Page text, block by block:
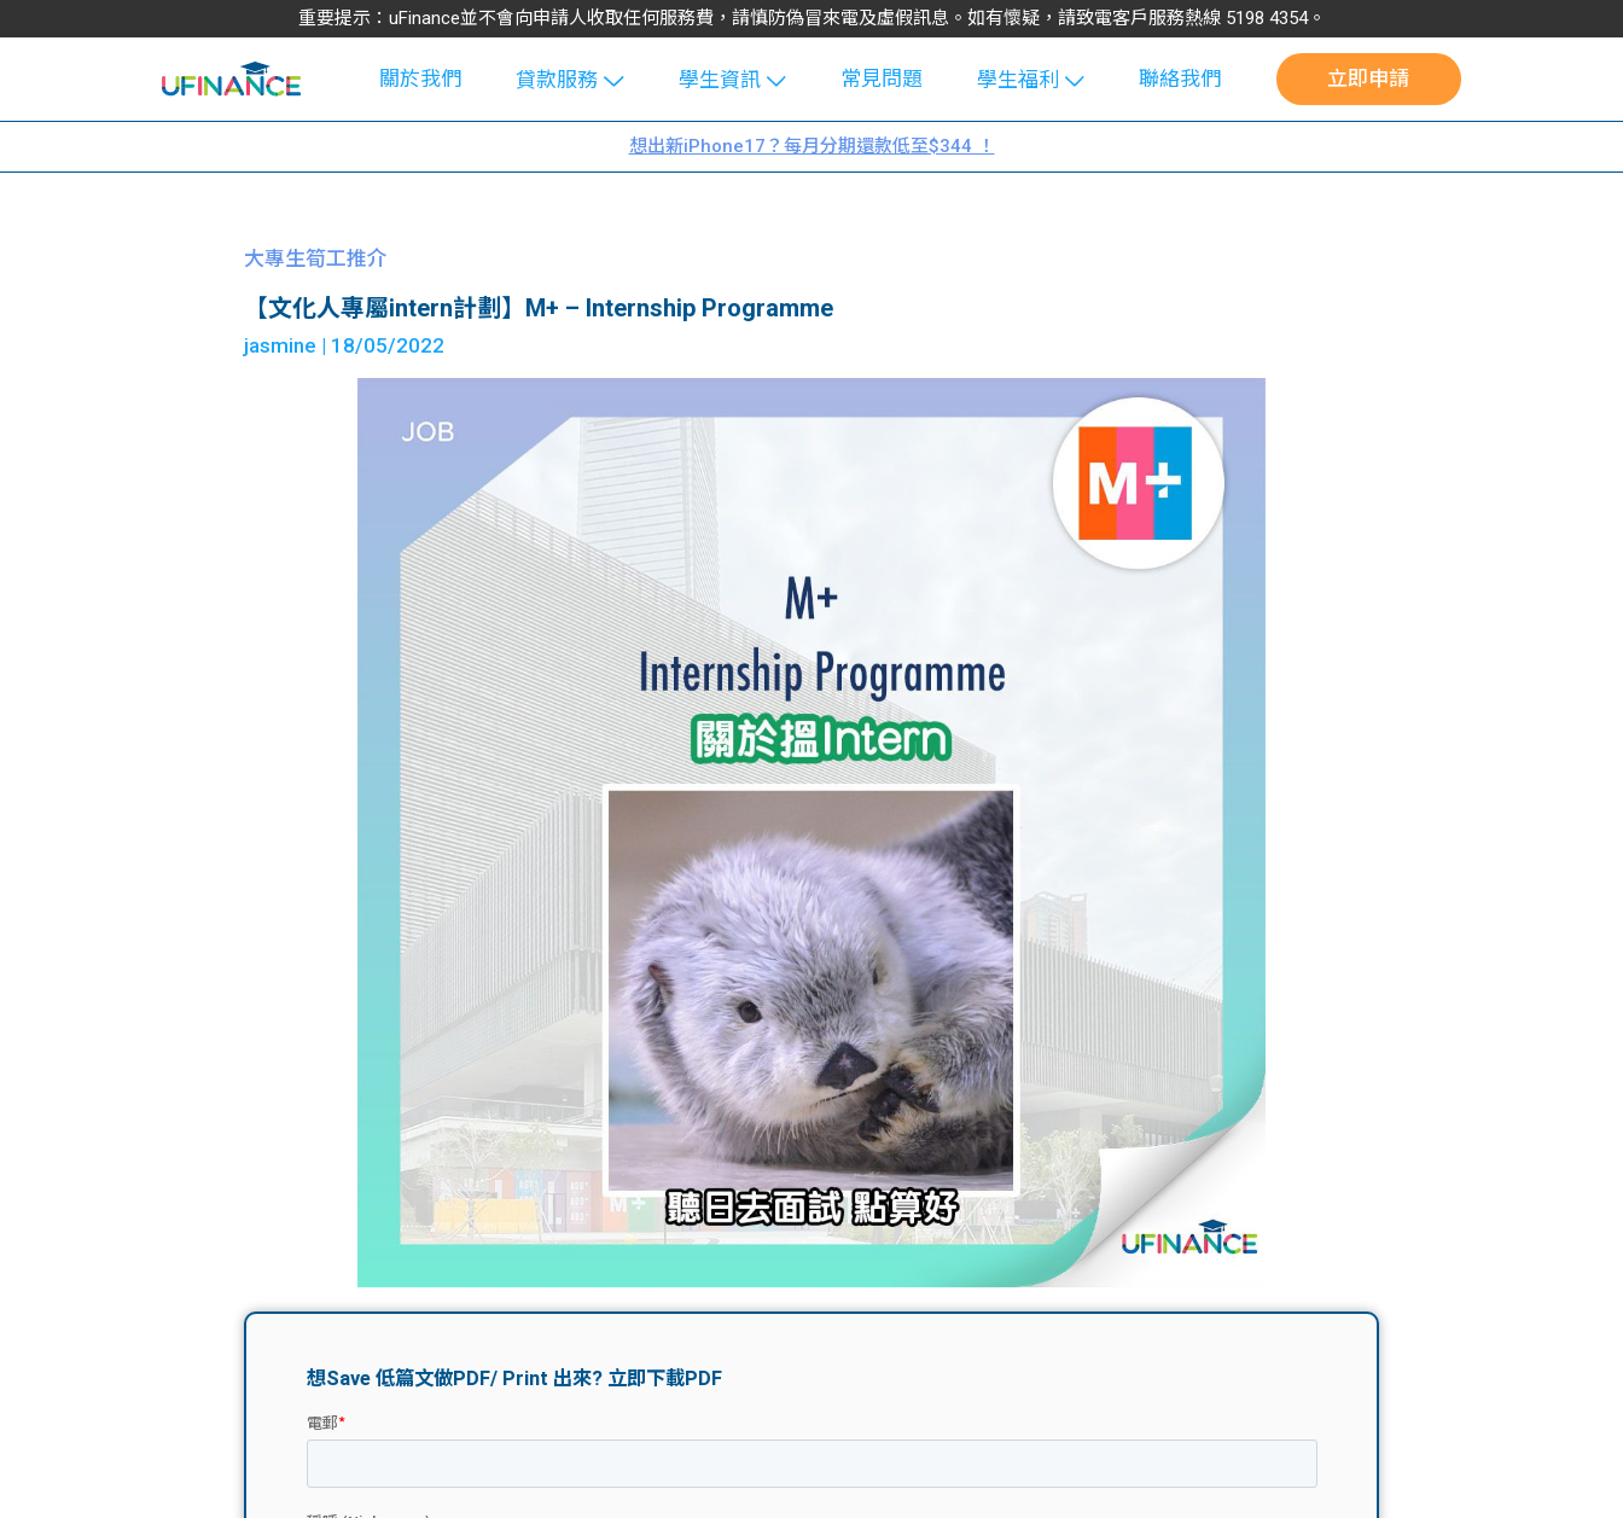
重要提示：uFinance並不會向申請人收取任何服務費，請慎防偽冒來電及虛假訊息。如有懷疑，請致電客戶服務熱線 5198 4354。
關於我們
貸款服務
學生貸款
大學生學費
機
網上私人貸
款
貸款計數
機
學生資訊
Blog
大專生筍
Exchang
Guide
理財
Guide
學生貸款
101
常見問題
學生福利
uFinance 校
園贊助
聯絡我們 立即申請
想出新iPhone17？每月分期還款低至$344 ！
大專生筍工推介
【文化人專屬intern計劃】M+ – Internship Programme
jasmine | 18/05/2022